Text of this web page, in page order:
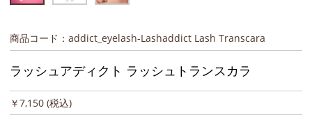
商品コード：addict_eyelash-Lashaddict Lash Transcara
ラッシュアディクト ラッシュトランスカラ
￥7,150 (税込)